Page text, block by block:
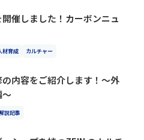
催しました！カーボンニュ
材育成 カルチャー
内容をご紹介します！〜外
説記事